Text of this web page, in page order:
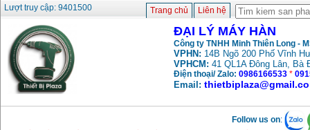
Lượt truy cập: 9401500
Trang chủ Liên hệ
ĐẠI LÝ MÁY HÀN
Công ty TNHH Minh Thiên Long -
VPHN: 14B Ngõ 200 Phố Vĩnh
VPHCM: 41 QL1A Đông Lân, Bà
Điện thoại/ Zalo: 0986166533 *
Email:
Follow us on: